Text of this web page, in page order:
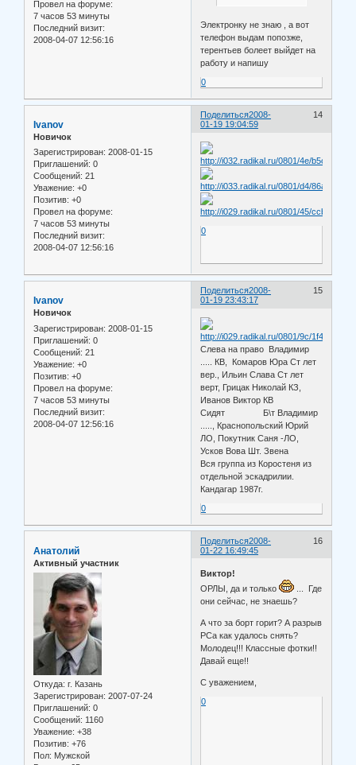
Провел на форуме:
7 часов 53 минуты
Последний визит:
2008-04-07 12:56:16
Электронку не знаю , а вот
телефон выдам попозже,
терентьев болеет выйдет на
работу и напишу
0
Поделиться 14
2008-
01-19 19:04:59
Ivanov
Новичок
Зарегистрирован: 2008-01-15
Приглашений: 0
Сообщений: 21
Уважение: +0
Позитив: +0
Провел на форуме:
7 часов 53 минуты
Последний визит:
2008-04-07 12:56:16
0
Поделиться 15
2008-
01-19 23:43:17
Ivanov
Новичок
Зарегистрирован: 2008-01-15
Приглашений: 0
Сообщений: 21
Уважение: +0
Позитив: +0
Провел на форуме:
7 часов 53 минуты
Последний визит:
2008-04-07 12:56:16
Слева на право Владимир
..... КВ, Комаров Юра Ст лет
вер., Ильин Слава Ст лет
верт, Грицак Николай КЗ,
Иванов Виктор КВ
Сидят Б\т Владимир
....., Краснопольский Юрий
ЛО, Покутник Саня -ЛО,
Усков Вова Шт. Звена
Вся группа из Коростеня из
отдельной эскадрилии.
Кандагар 1987г.
0
Поделиться 16
2008-
01-22 16:49:45
Анатолий
Активный участник
Откуда: г. Казань
Зарегистрирован: 2007-07-24
Приглашений: 0
Сообщений: 1160
Уважение: +38
Позитив: +76
Пол: Мужской
Виктор!
ОРЛЫ, да и только
... Где
они сейчас, не знаешь?
А что за борт горит? А разрыв
РСа как удалось снять?
Молодец!!! Классные фотки!!
Давай еще!!
С уважением,
0